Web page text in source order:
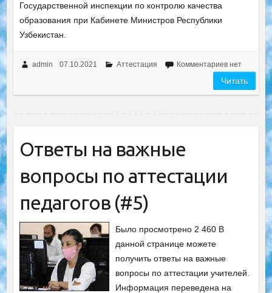
Государственной инспекции по контролю качества
образования при Кабинете Министров Республики
Узбекистан.
admin 07.10.2021 Аттестация Комментариев нет
Читать
Ответы на важные
вопросы по аттестации
педагогов (#5)
Было просмотрено 2 460 В
данной странице можете
получить ответы на важные
вопросы по аттестации учителей.
Информация переведена на